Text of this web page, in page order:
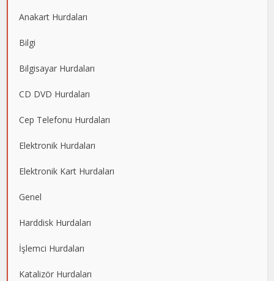
Anakart Hurdaları
Bilgi
Bilgisayar Hurdaları
CD DVD Hurdaları
Cep Telefonu Hurdaları
Elektronik Hurdaları
Elektronik Kart Hurdaları
Genel
Harddisk Hurdaları
İşlemci Hurdaları
Katalizör Hurdaları